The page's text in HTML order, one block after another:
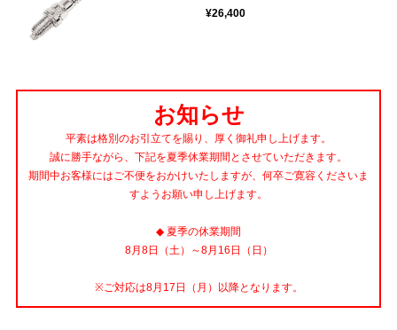
¥26,400
お知らせ
平素は格別のお引立てを賜り、厚く御礼申し上げます。
誠に勝手ながら、下記を夏季休業期間とさせていただきます。
期間中お客様にはご不便をおかけいたしますが、何卒ご寛容くださいま
すようお願い申し上げます。
◆ 夏季の休業期間
8月8日（土）～8月16日（日）
※ご対応は8月17日（月）以降となります。